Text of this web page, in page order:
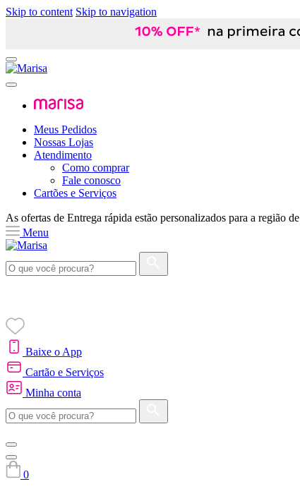
Skip to content Skip to navigation
Meus Pedidos
Nossas Lojas
Atendimento
Como comprar
Fale conosco
Cartões e Serviços
As ofertas de Entrega rápida estão personalizados para a região de
Menu
Baixe o App
Cartão e Serviços
Minha conta
0